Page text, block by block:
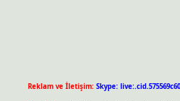
Reklam ve İletişim: Skype: